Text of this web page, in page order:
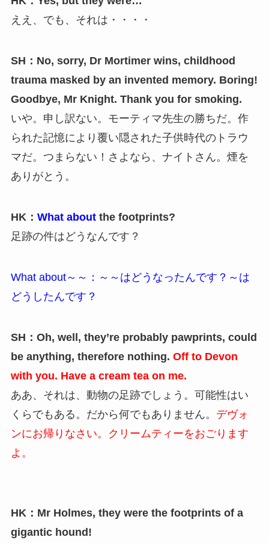
ええ、でも、それは・・・・
SH：No, sorry, Dr Mortimer wins, childhood
trauma masked by an invented memory. Boring!
Goodbye, Mr Knight. Thank you for smoking.
いや。申し訳ない。モーティマ先生の勝ちだ。作
られた記憶により覆い隠された子供時代のトラウ
マだ。つまらない！さよなら、ナイトさん。煙を
ありがとう。
HK： What aboutthe footprints?
足跡の件はどうなんです？
What about～～：～～はどうなったんです？～は
どうしたんです？
SH：Oh, well, they’re probably pawprints, could
be anything, therefore nothing. Off to Devon
with you. Have a cream tea on me.
ああ、それは、動物の足跡でしょう。可能性はい
くらでもある。だから何でもありません。 デヴォ
ンにお帰りなさい。クリームティーをおごります
よ。
HK：Mr Holmes, they were the footprints of a
gigantic hound!